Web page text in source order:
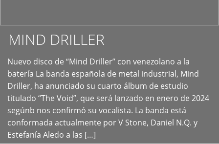
MIND DRILLER
Nuevo disco de “Mind Driller” con venezolano a la
batería La banda española de metal industrial, Mind
Driller, ha anunciado su cuarto álbum de estudio
titulado “The Void”, que será lanzado en enero de 2024
segúnb nos confirmó su vocalista. La banda está
conformada actualmente por V Stone, Daniel N.Q. y
Estefanía Aledo a las […]
+